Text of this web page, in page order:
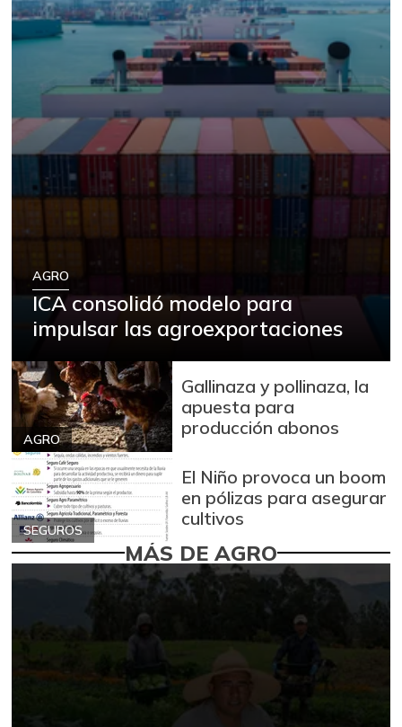
AGRO
ICA consolidó modelo para
impulsar las agroexportaciones
AGRO
Gallinaza y pollinaza, la
apuesta para
producción abonos
SEGUROS
El Niño provoca un boom
en pólizas para asegurar
cultivos
MÁS DE AGRO